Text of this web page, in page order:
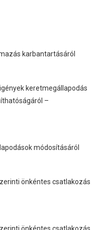
karbantartásáról
keretmegállapodás
–
módosításáról
önkéntes csatlakozás